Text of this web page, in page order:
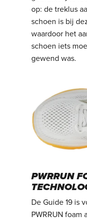
op: de treklus
schoen is bij
waardoor het
schoen iets
gewend was.
PWRRUN
De Guide 19 is
PWRRUN foam